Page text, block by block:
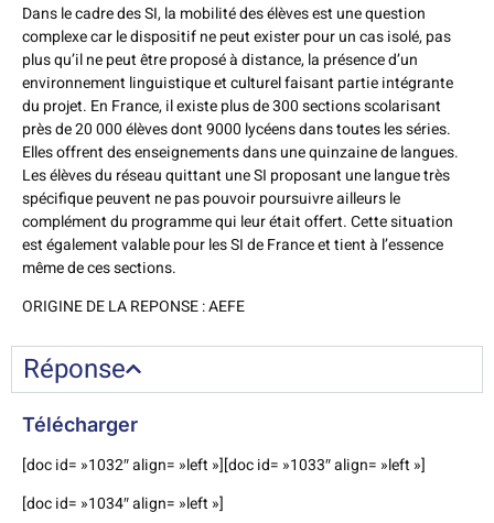
Dans le cadre des SI, la mobilité des élèves est une question
complexe car le dispositif ne peut exister pour un cas isolé, pas
plus qu’il ne peut être proposé à distance, la présence d’un
environnement linguistique et culturel faisant partie intégrante
du projet. En France, il existe plus de 300 sections scolarisant
près de 20 000 élèves dont 9000 lycéens dans toutes les séries.
Elles offrent des enseignements dans une quinzaine de langues.
Les élèves du réseau quittant une SI proposant une langue très
spécifique peuvent ne pas pouvoir poursuivre ailleurs le
complément du programme qui leur était offert. Cette situation
est également valable pour les SI de France et tient à l’essence
même de ces sections.
ORIGINE DE LA REPONSE : AEFE
Réponse
Télécharger
[doc id= »1032″ align= »left »][doc id= »1033″ align= »left »]
[doc id= »1034″ align= »left »]